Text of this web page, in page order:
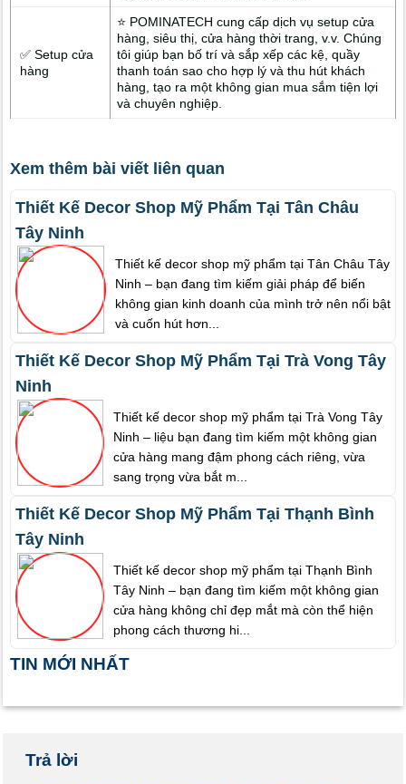
✅ Setup cửa
hàng
⭐ POMINATECH cung cấp dịch vụ setup cửa
hàng, siêu thị, cửa hàng thời trang, v.v. Chúng
tôi giúp bạn bố trí và sắp xếp các kệ, quầy
thanh toán sao cho hợp lý và thu hút khách
hàng, tạo ra một không gian mua sắm tiện lợi
và chuyên nghiệp.
Xem thêm bài viết liên quan
Thiết Kế Decor Shop Mỹ Phẩm Tại Tân Châu
Tây Ninh
Thiết kế decor shop mỹ phẩm tại Tân Châu Tây
Ninh – bạn đang tìm kiếm giải pháp để biến
không gian kinh doanh của mình trở nên nổi bật
và cuốn hút hơn...
Thiết Kế Decor Shop Mỹ Phẩm Tại Trà Vong Tây
Ninh
Thiết kế decor shop mỹ phẩm tại Trà Vong Tây
Ninh – liệu bạn đang tìm kiếm một không gian
cửa hàng mang đậm phong cách riêng, vừa
sang trọng vừa bắt m...
Thiết Kế Decor Shop Mỹ Phẩm Tại Thạnh Bình
Tây Ninh
Thiết kế decor shop mỹ phẩm tại Thạnh Bình
Tây Ninh – bạn đang tìm kiếm một không gian
cửa hàng không chỉ đẹp mắt mà còn thể hiện
phong cách thương hi...
TIN MỚI NHẤT
Trả lời